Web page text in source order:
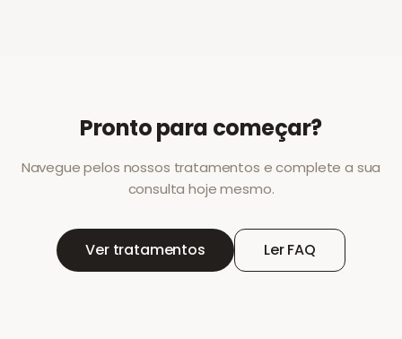
Pronto para começar?
Navegue pelos nossos tratamentos e complete a sua
consulta hoje mesmo.
Ver tratamentos Ler FAQ